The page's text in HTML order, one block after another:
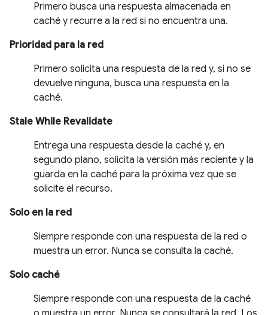
Primero busca una respuesta almacenada en
caché y recurre a la red si no encuentra una.
Prioridad para la red
Primero solicita una respuesta de la red y, si no se
devuelve ninguna, busca una respuesta en la
caché.
Stale While Revalidate
Entrega una respuesta desde la caché y, en
segundo plano, solicita la versión más reciente y la
guarda en la caché para la próxima vez que se
solicite el recurso.
Solo en la red
Siempre responde con una respuesta de la red o
muestra un error. Nunca se consulta la caché.
Solo caché
Siempre responde con una respuesta de la caché